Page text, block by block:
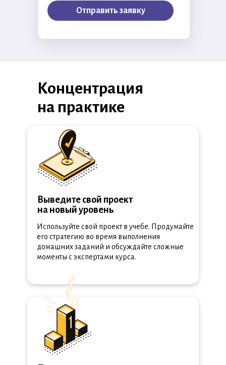
Отправить заявку
Выведите свой проект
на новый уровень
Используйте свой проект в учебе. Продумайте
его стратегию во время выполнения
домашних заданий и обсуждайте сложные
моменты с экспертами курса.
Концентрация
на практике